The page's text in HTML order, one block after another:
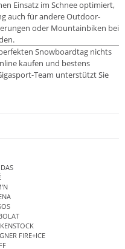
Einsatz im Schnee optimiert,
auch für andere Outdoor-
oder Mountainbiken bei
Snowboardtag nichts
kaufen und bestens
Team unterstützt Sie
FIRE+ICE